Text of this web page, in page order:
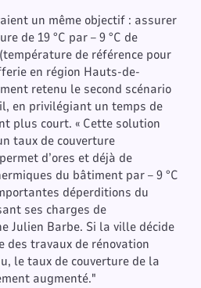
un même objectif : assurer
de 19 °C par – 9 °C de
de référence pour
en région Hauts-de-
retenu le second scénario
en privilégiant un temps de
plus court. « Cette solution
taux de couverture
d’ores et déjà de
du bâtiment par – 9 °C
déperditions du
ses charges de
Julien Barbe. Si la ville décide
des travaux de rénovation
le taux de couverture de la
augmenté."